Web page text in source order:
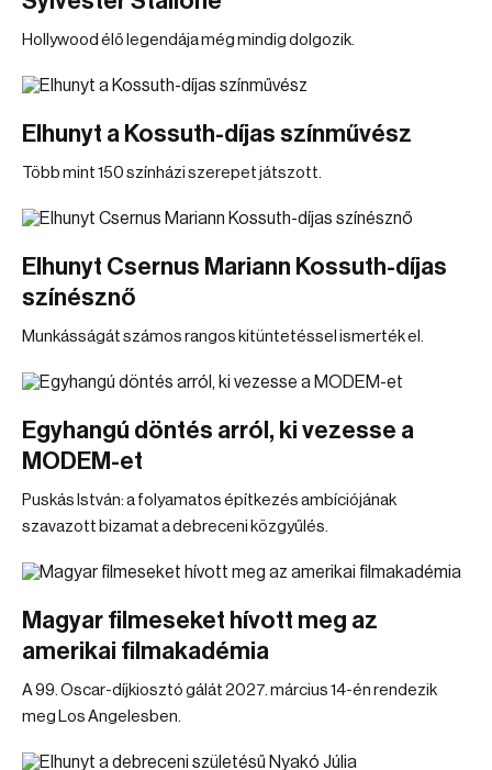
Hollywood élő legendája még mindig dolgozik.
Elhunyt a Kossuth-díjas színművész
Több mint 150 színházi szerepet játszott.
Elhunyt Csernus Mariann Kossuth-díjas
színésznő
Munkásságát számos rangos kitüntetéssel ismerték el.
Egyhangú döntés arról, ki vezesse a
MODEM-et
Puskás István: a folyamatos építkezés ambíciójának
szavazott bizamat a debreceni közgyűlés.
Magyar filmeseket hívott meg az
amerikai filmakadémia
A 99. Oscar-díjkiosztó gálát 2027. március 14-én rendezik
meg Los Angelesben.